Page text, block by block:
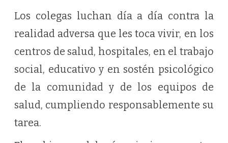
Los colegas luchan día a día contra la
realidad adversa que les toca vivir, en los
centros de salud, hospitales, en el trabajo
social, educativo y en sostén psicológico
de la comunidad y de los equipos de
salud, cumpliendo responsablemente su
tarea.